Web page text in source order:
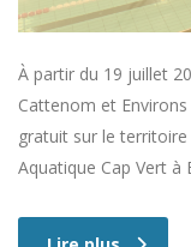
À partir du 19 juillet
Cattenom et
gratuit sur le
Aquatique Cap Vert à